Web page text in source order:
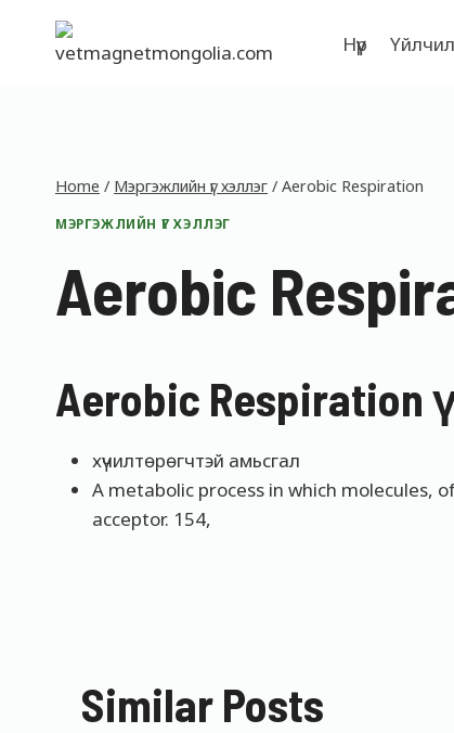
Нүүр
Home / Мэргэжлийн үг хэллэг / Aerobic Respiration
МЭРГЭЖЛИЙН ҮГ ХЭЛЛЭГ
Aerobic
Aerobic
хүчилтөрөгчтэй амьсгал
A metabolic process in which molecules,
acceptor. 154,
Similar Posts